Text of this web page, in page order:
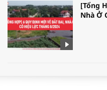
[Tổng
Nhà Ở